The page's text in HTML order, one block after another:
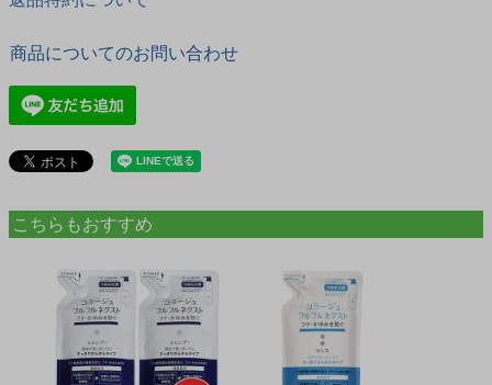
商品についてのお問い合わせ
こちらもおすすめ